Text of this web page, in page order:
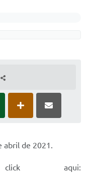
abril de 2021.
aqui: